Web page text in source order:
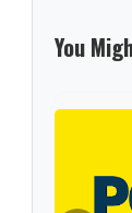
You